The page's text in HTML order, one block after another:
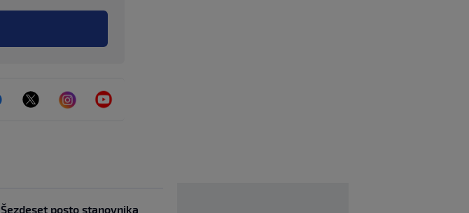
Šezdeset posto stanovnika